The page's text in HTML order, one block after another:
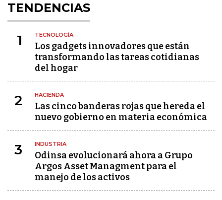
TENDENCIAS
1 TECNOLOGÍA
Los gadgets innovadores que están
transformando las tareas cotidianas
del hogar
2 HACIENDA
Las cinco banderas rojas que hereda el
nuevo gobierno en materia económica
3 INDUSTRIA
Odinsa evolucionará ahora a Grupo
Argos Asset Managment para el
manejo de los activos